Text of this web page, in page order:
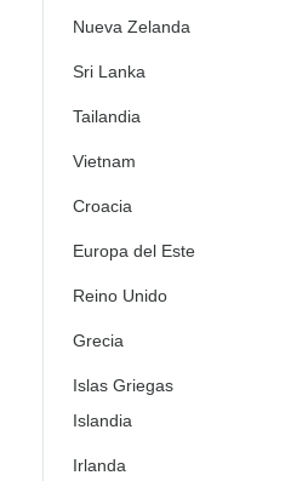
Nueva Zelanda
Sri Lanka
Tailandia
Vietnam
Croacia
Europa del Este
Reino Unido
Grecia
Islas Griegas
Islandia
Irlanda